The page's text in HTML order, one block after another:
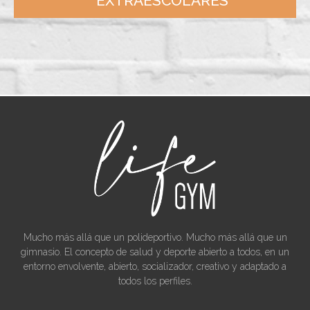
Mucho más allá que un polideportivo. Mucho más allá que un
gimnasio. El concepto de salud y deporte abierto a todos, en un
entorno envolvente, abierto, socializador, creativo y adaptado a
todos los perfiles.